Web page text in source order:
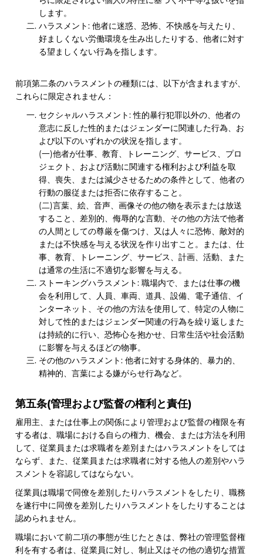
します。
ハラスメント: 他者に迷惑、恐怖、不快感を与えたり、
好ましくない労働環境を生み出したりする、他者に対す
る望ましくない行為を指します。
前項第二条のハラスメントの種類には、以下が含まれますが、
これらに限定されません：
セクシャルハラスメント: 性的暴行犯罪以外の、他者の
意志に反した性的またはジェンダーに関連した行為、お
よび以下のいずれかの状況を指します。
(一)他者が仕事、教育、トレーニング、サービス、プロ
ジェクト、および活動に関連する権利および利益を取
得、喪失、または減少させるための条件として、他者の
行動の服従または拒否に依存すること。
(二)言葉、絵、音声、画像その他の物を表示または放送
すること、差別的、侮辱的な言動、その他の方法で他者
の人間としての尊厳を傷つけ、又は人々に恐怖、敵対的
または不快感を与える状況を作り出すこと。または、仕
事、教育、トレーニング、サービス、計画、活動、また
は通常の生活に不適切な影響を与える。
ストーキングハラスメント: 職場内で、または仕事の機
会を利用して、人員、車両、道具、設備、電子通信、イ
ンターネット、その他の方法を使用して、特定の人物に
対して性的またはジェンダー関連の行為を繰り返しまた
は持続的に行い、恐怖心を抱かせ、日常生活や社会活動
に影響を与えるほどの物事。
その他のハラスメント: 他者に対する身体的、暴力的、
精神的、言葉による嫌がらせ行為など。
第五条(管理および監督の権利と責任)
雇用主、または仕事上の関係により管理および監督の権限を有
する者は、職場における自らの権力、機会、または方法を利用
して、従業員または求職者を差別またはハラスメントをしては
ならず、また、従業員または求職者に対する他人の差別やハラ
スメントを容認してはならない。
従業員は職場で同僚を差別したりハラスメントをしたり、職務
を遂行中に同僚を差別したりハラスメントをしたりすることは
認められません。
職場において前二項の事態が生じたときは、弊社の管理監督権
利を有する者は、従業員に対し、制止又はその他の適切な措置